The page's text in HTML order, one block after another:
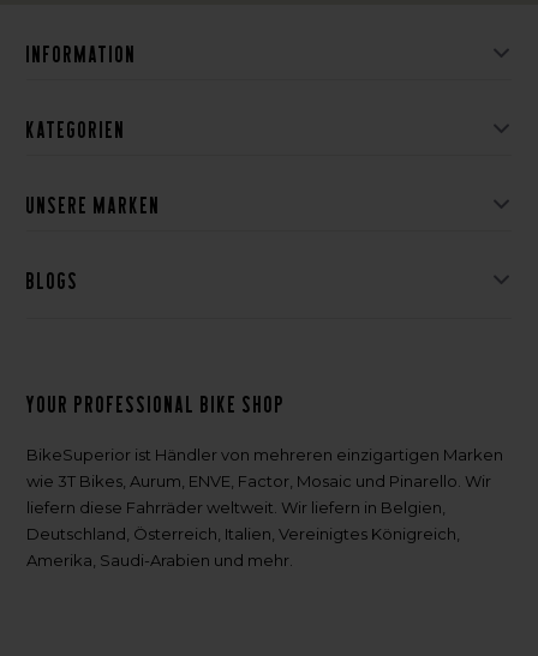
Information
Kategorien
Unsere Marken
Blogs
Your professional bike shop
BikeSuperior ist Händler von mehreren einzigartigen Marken
wie 3T Bikes, Aurum, ENVE, Factor, Mosaic und Pinarello. Wir
liefern diese Fahrräder weltweit. Wir liefern in Belgien,
Deutschland, Österreich, Italien, Vereinigtes Königreich,
Amerika, Saudi-Arabien und mehr.